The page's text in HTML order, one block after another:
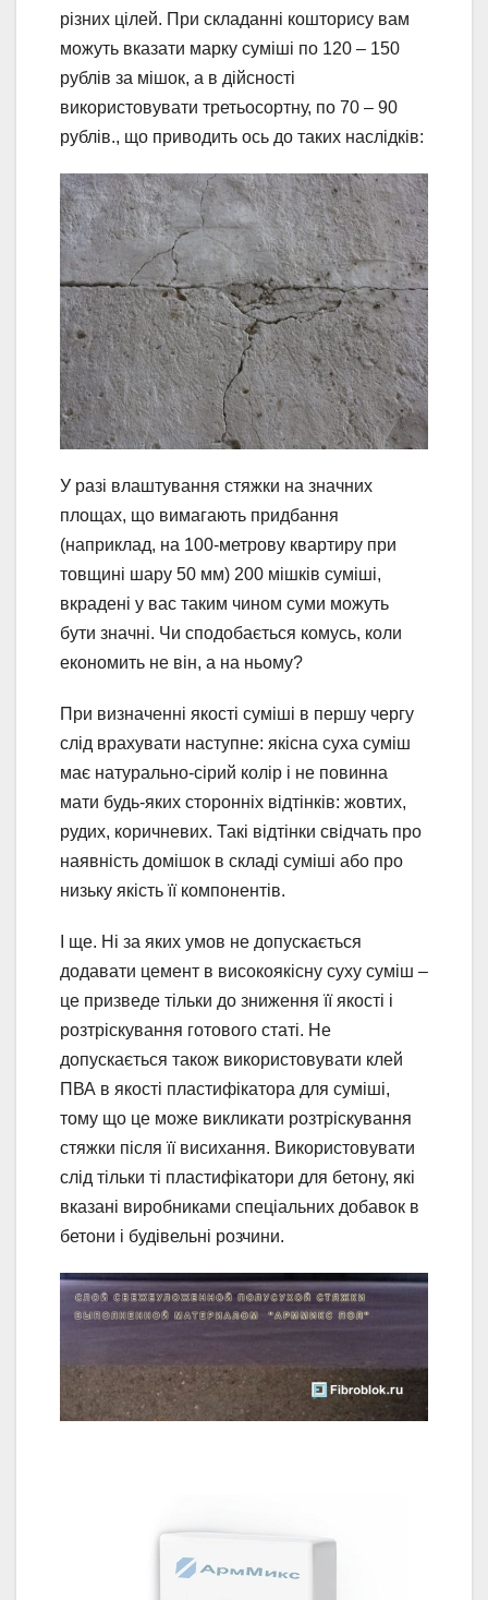
різних цілей. При складанні кошторису вам
можуть вказати марку суміші по 120 – 150
рублів за мішок, а в дійсності
використовувати третьосортну, по 70 – 90
рублів., що приводить ось до таких наслідків:
У разі влаштування стяжки на значних
площах, що вимагають придбання
(наприклад, на 100-метрову квартиру при
товщині шару 50 мм) 200 мішків суміші,
вкрадені у вас таким чином суми можуть
бути значні. Чи сподобається комусь, коли
економить не він, а на ньому?
При визначенні якості суміші в першу чергу
слід врахувати наступне: якісна суха суміш
має натурально-сірий колір і не повинна
мати будь-яких сторонніх відтінків: жовтих,
рудих, коричневих. Такі відтінки свідчать про
наявність домішок в складі суміші або про
низьку якість її компонентів.
І ще. Ні за яких умов не допускається
додавати цемент в високоякісну суху суміш –
це призведе тільки до зниження її якості і
розтріскування готового статі. Не
допускається також використовувати клей
ПВА в якості пластифікатора для суміші,
тому що це може викликати розтріскування
стяжки після її висихання. Використовувати
слід тільки ті пластифікатори для бетону, які
вказані виробниками спеціальних добавок в
бетони і будівельні розчини.